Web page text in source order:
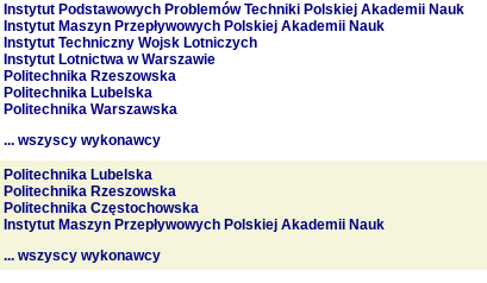
Instytut Podstawowych Problemów Techniki Polskiej Akademii Nauk
Instytut Maszyn Przepływowych Polskiej Akademii Nauk
Instytut Techniczny Wojsk Lotniczych
Instytut Lotnictwa w Warszawie
Politechnika Rzeszowska
Politechnika Lubelska
Politechnika Warszawska
... wszyscy wykonawcy
Politechnika Lubelska
Politechnika Rzeszowska
Politechnika Częstochowska
Instytut Maszyn Przepływowych Polskiej Akademii Nauk
... wszyscy wykonawcy